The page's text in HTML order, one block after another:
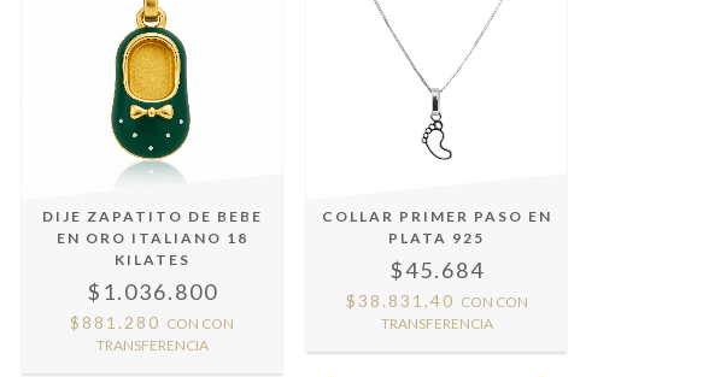
DIJE ZAPATITO DE BEBE
EN ORO ITALIANO 18
KILATES
$1.036.800
$881.280 CON CON
TRANSFERENCIA
COLLAR PRIMER PASO EN
PLATA 925
$45.684
$38.831,40 CON CON
TRANSFERENCIA